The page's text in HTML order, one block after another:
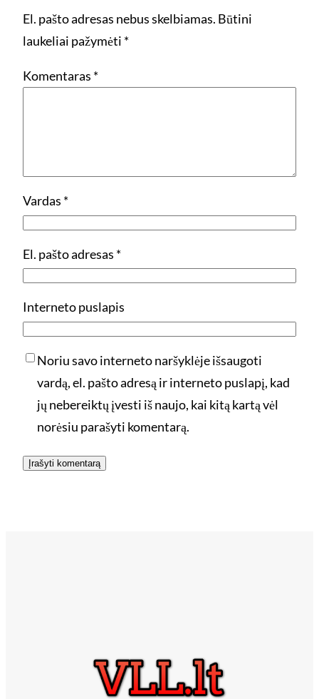
El. pašto adresas nebus skelbiamas. Būtini
laukeliai pažymėti *
Komentaras *
Vardas *
El. pašto adresas *
Interneto puslapis
Noriu savo interneto naršyklėje išsaugoti
vardą, el. pašto adresą ir interneto puslapį, kad
jų nebereiktų įvesti iš naujo, kai kitą kartą vėl
norėsiu parašyti komentarą.